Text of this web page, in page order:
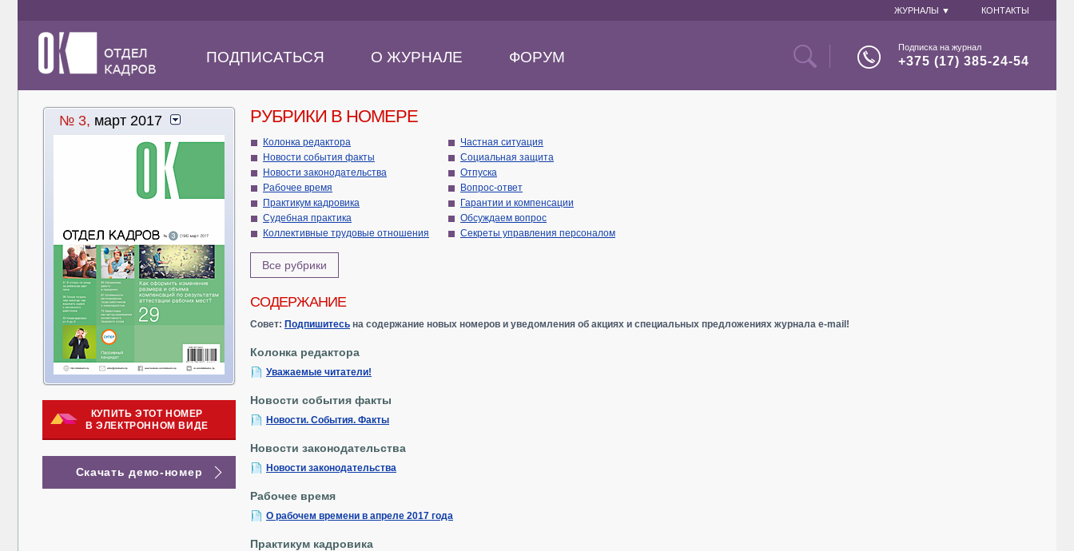
ЖУРНАЛЫ ▼ КОНТАКТЫ
ПОДПИСАТЬСЯ О ЖУРНАЛЕ ФОРУМ
Подписка на журнал
+375 (17) 385-24-54
№ 3, март 2017
КУПИТЬ ЭТОТ НОМЕР
В ЭЛЕКТРОННОМ ВИДЕ
Скачать демо-номер
РУБРИКИ В НОМЕРЕ
Колонка редактора
Новости события факты
Новости законодательства
Рабочее время
Практикум кадровика
Судебная практика
Коллективные трудовые отношения
Частная ситуация
Социальная защита
Отпуска
Вопрос-ответ
Гарантии и компенсации
Обсуждаем вопрос
Секреты управления персоналом
Все рубрики
СОДЕРЖАНИЕ
Совет: Подпишитесь на содержание новых номеров и уведомления об акциях и специальных предложениях журнала e-mail!
Колонка редактора
Уважаемые читатели!
Новости события факты
Новости. События. Факты
Новости законодательства
Новости законодательства
Рабочее время
О рабочем времени в апреле 2017 года
Практикум кадровика